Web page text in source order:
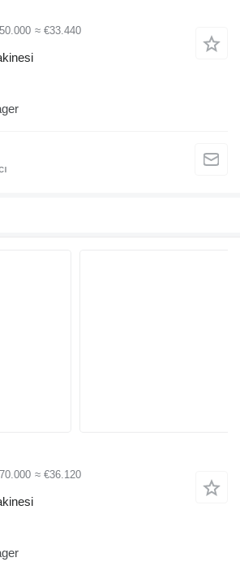
≈ €33.440
≈ €36.120